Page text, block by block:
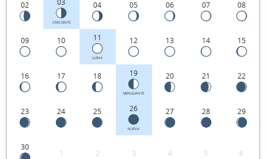
Argentina.
02
CRECIENTE
04 05 06 07 08
09 10 11
LLENA
12 13 14 15
16 17 18 19
MENGUANTE
20 21 22
23 24 25 26
NUEVA
27 28 29
30
1 2 3 4 5 6